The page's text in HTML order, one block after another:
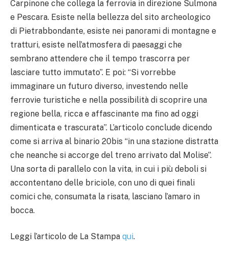
Carpinone che collega la ferrovia in direzione Sulmona
e Pescara. Esiste nella bellezza del sito archeologico
di Pietrabbondante, esiste nei panorami di montagne e
tratturi, esiste nell’atmosfera di paesaggi che
sembrano attendere che il tempo trascorra per
lasciare tutto immutato”. E poi: “Si vorrebbe
immaginare un futuro diverso, investendo nelle
ferrovie turistiche e nella possibilità di scoprire una
regione bella, ricca e affascinante ma fino ad oggi
dimenticata e trascurata”. L’articolo conclude dicendo
come si arriva al binario 20bis “in una stazione distratta
che neanche si accorge del treno arrivato dal Molise”.
Una sorta di parallelo con la vita, in cui i più deboli si
accontentano delle briciole, con uno di quei finali
comici che, consumata la risata, lasciano l’amaro in
bocca.
Leggi l’articolo de La Stampa qui.